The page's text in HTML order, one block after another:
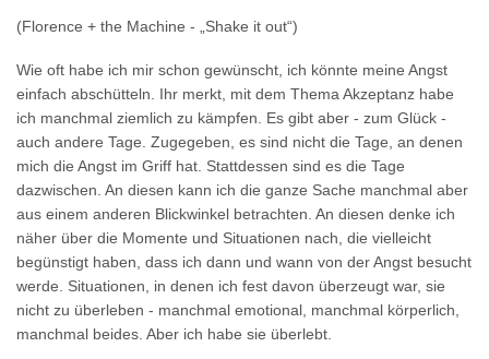
(Florence + the Machine - „Shake it out“)
Wie oft habe ich mir schon gewünscht, ich könnte meine Angst
einfach abschütteln. Ihr merkt, mit dem Thema Akzeptanz habe
ich manchmal ziemlich zu kämpfen. Es gibt aber - zum Glück -
auch andere Tage. Zugegeben, es sind nicht die Tage, an denen
mich die Angst im Griff hat. Stattdessen sind es die Tage
dazwischen. An diesen kann ich die ganze Sache manchmal aber
aus einem anderen Blickwinkel betrachten. An diesen denke ich
näher über die Momente und Situationen nach, die vielleicht
begünstigt haben, dass ich dann und wann von der Angst besucht
werde. Situationen, in denen ich fest davon überzeugt war, sie
nicht zu überleben - manchmal emotional, manchmal körperlich,
manchmal beides. Aber ich habe sie überlebt.